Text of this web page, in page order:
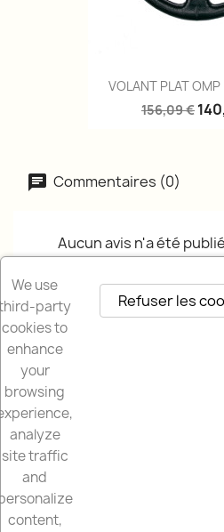
VOLANT PLAT
156,09 €
Commentaires (0)
Aucun avis n'a été
NOTRE SOCIETÉ
NOTRE BOUTIQUE
VOTRE COMPTE
We use
party
cookies to
enhance
your
browsing
analyze
site traffic
and
content,
Refuser les